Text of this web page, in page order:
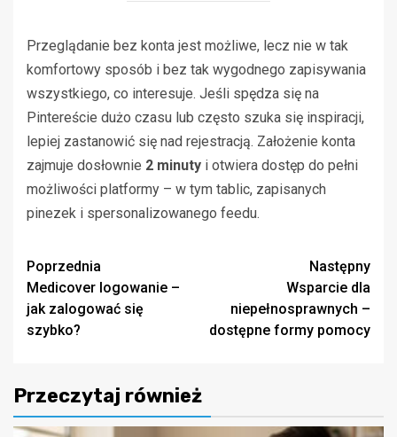
Przeglądanie bez konta jest możliwe, lecz nie w tak
komfortowy sposób i bez tak wygodnego zapisywania
wszystkiego, co interesuje. Jeśli spędza się na
Pintereście dużo czasu lub często szuka się inspiracji,
lepiej zastanowić się nad rejestracją. Założenie konta
zajmuje dosłownie 2 minuty i otwiera dostęp do pełni
możliwości platformy – w tym tablic, zapisanych
pinezek i spersonalizowanego feedu.
Zobacz
wpisy
Poprzednia
Medicover logowanie –
jak zalogować się
szybko?
Następny
Wsparcie dla
niepełnosprawnych –
dostępne formy pomocy
Przeczytaj również